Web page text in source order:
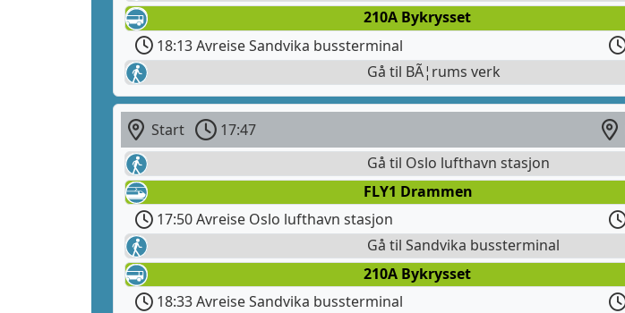
210A Bykrysset
18:13 Avreise Sandvika bussterminal
Gå til BÃ¦rums verk
Start 17:47
Gå til Oslo lufthavn stasjon
FLY1 Drammen
17:50 Avreise Oslo lufthavn stasjon
Gå til Sandvika bussterminal
210A Bykrysset
18:33 Avreise Sandvika bussterminal